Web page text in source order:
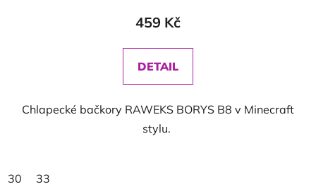
459 Kč
DETAIL
Chlapecké bačkory RAWEKS BORYS B8 v Minecraft
stylu.
30 33